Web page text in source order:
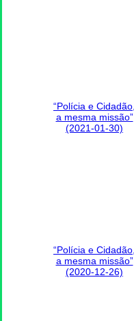
“Polícia e Cidadão,
a mesma missão”
(2021-01-30)
“Polícia e Cidadão,
a mesma missão”
(2020-12-26)